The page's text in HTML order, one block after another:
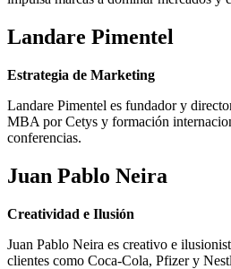
Landare Pimentel
Estrategia de Marketing
Landare Pimentel es fundador y
MBA por Cetys y formación
conferencias.
Juan Pablo Neira
Creatividad e Ilusión
Juan Pablo Neira es creativo e
clientes como Coca-Cola, Pfizer y